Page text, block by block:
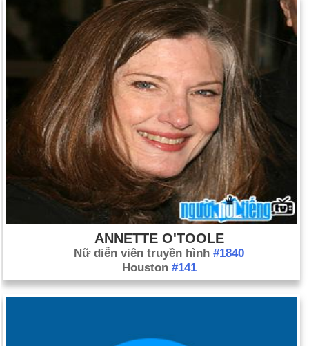
ANNETTE O'TOOLE
Nữ diễn viên truyền hình #1840
Houston #141